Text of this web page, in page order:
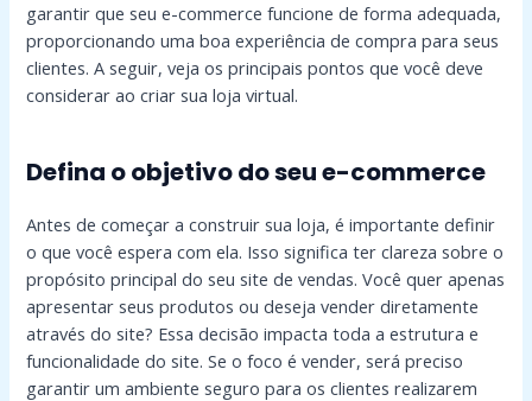
garantir que seu e-commerce funcione de forma adequada,
proporcionando uma boa experiência de compra para seus
clientes. A seguir, veja os principais pontos que você deve
considerar ao criar sua loja virtual.
Defina o objetivo do seu e-commerce
Antes de começar a construir sua loja, é importante definir
o que você espera com ela. Isso significa ter clareza sobre o
propósito principal do seu site de vendas. Você quer apenas
apresentar seus produtos ou deseja vender diretamente
através do site? Essa decisão impacta toda a estrutura e
funcionalidade do site. Se o foco é vender, será preciso
garantir um ambiente seguro para os clientes realizarem